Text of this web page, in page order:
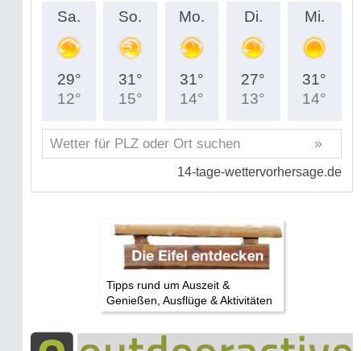
Tipps rund um Auszeit &
Genießen, Ausflüge & Aktivitäten